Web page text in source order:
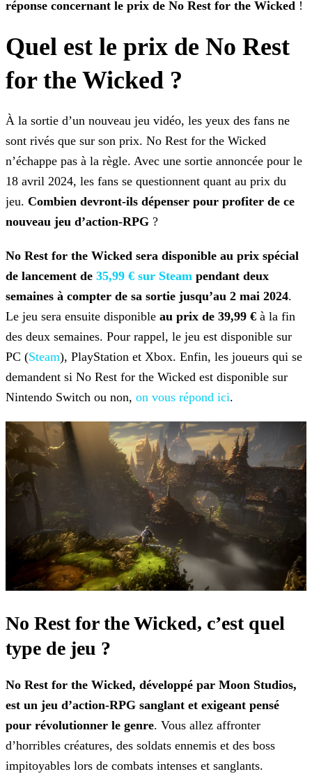
réponse concernant le prix de No Rest for the Wicked !
Quel est le prix de No Rest
for the Wicked ?
À la sortie d’un nouveau jeu vidéo, les yeux des fans ne
sont rivés que sur son prix. No Rest for the Wicked
n’échappe pas à la règle. Avec une sortie annoncée pour le
18 avril 2024, les fans se questionnent quant au prix du
jeu. Combien devront-ils dépenser pour profiter de ce
nouveau jeu d’action-RPG ?
No Rest for the Wicked sera disponible au prix spécial
de lancement de 35,99 € sur Steam pendant deux
semaines à compter de sa sortie jusqu’au 2 mai 2024.
Le jeu sera ensuite disponible au prix de 39,99 € à la fin
des deux semaines. Pour rappel, le jeu est disponible sur
PC (Steam), PlayStation et Xbox. Enfin, les joueurs qui se
demandent si No Rest for the Wicked est disponible sur
Nintendo Switch ou non, on vous répond ici.
No Rest for the Wicked, c’est quel
type de jeu ?
No Rest for the Wicked, développé par Moon Studios,
est un jeu d’action-RPG sanglant et exigeant pensé
pour révolutionner le genre. Vous allez affronter
d’horribles créatures, des soldats ennemis et des boss
impitoyables lors de combats intenses et sanglants.